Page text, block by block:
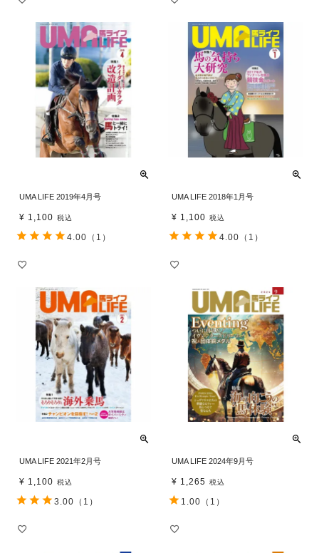
UMA LIFE 2019年4月号
¥ 1,100 税込
4.00 （1）
UMA LIFE 2018年1月号
¥ 1,100 税込
4.00 （1）
UMA LIFE 2021年2月号
¥ 1,100 税込
3.00 （1）
UMA LIFE 2024年9月号
¥ 1,265 税込
1.00 （1）